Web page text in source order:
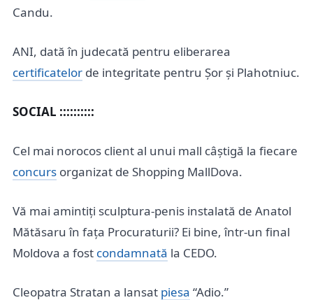
Candu.
ANI, dată în judecată pentru eliberarea
certificatelor de integritate pentru Șor și Plahotniuc.
SOCIAL ::::::::::
Cel mai norocos client al unui mall câștigă la fiecare
concurs organizat de Shopping MallDova.
Vă mai amintiți sculptura-penis instalată de Anatol
Mătăsaru în fața Procuraturii? Ei bine, într-un final
Moldova a fost condamnată la CEDO.
Cleopatra Stratan a lansat piesa “Adio.”